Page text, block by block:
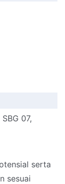
07,
serta
sesuai